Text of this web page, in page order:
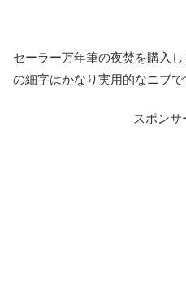
セーラー万年筆の夜焚を購入
の細字はかなり実用的なニブで
スポンサ